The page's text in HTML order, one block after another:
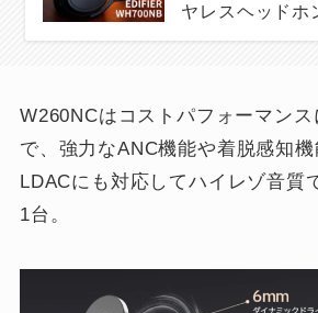
ヤレスヘッドホ
W260NCはコストパフォーマン
で、強力なANC機能や着脱感知機
LDACにも対応してハイレゾ音質
1台。